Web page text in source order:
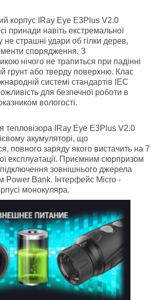
корпус IRay Eye E3Plus V2.0
принади навіть екстремальної
не страшні удари об гілки дерев,
спорядження. З
нічого не трапиться при падінні
грунт або тверду поверхню. Клас
системі стандартів IEC
для безпечної роботи в
вологості.
тепловізора IRay Eye E3Plus V2.0
акумуляторі, що
повного заряду якого вистачить на 7
експлуатації. Приємним сюрпризом
зовнішнього джерела
Power Bank. Інтерфейс Micro -
монокуляра.